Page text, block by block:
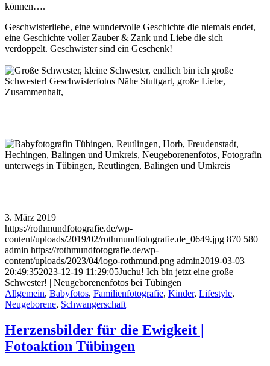
können….
Geschwisterliebe, eine wundervolle Geschichte die niemals endet,
eine Geschichte voller Zauber & Zank und Liebe die sich
verdoppelt. Geschwister sind ein Geschenk!
3. März 2019
https://rothmundfotografie.de/wp-
content/uploads/2019/02/rothmundfotografie.de_0649.jpg 870 580
admin https://rothmundfotografie.de/wp-
content/uploads/2023/04/logo-rothmund.png admin2019-03-03
20:49:352023-12-19 11:29:05Juchu! Ich bin jetzt eine große
Schwester! | Neugeborenenfotos bei Tübingen
Allgemein, Babyfotos, Familienfotografie, Kinder, Lifestyle,
Neugeborene, Schwangerschaft
Herzensbilder für die Ewigkeit |
Fotoaktion Tübingen